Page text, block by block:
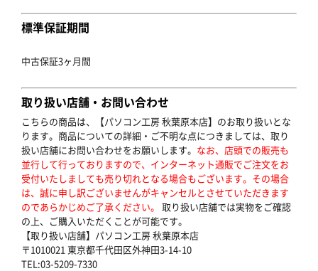
標準保証期間
中古保証3ヶ月間
取り扱い店舗・お問い合わせ
こちらの商品は、【パソコン工房 秋葉原本店】のお取り扱いとな
ります。商品についての詳細・ご不明な点につきましては、取り
扱い店舗にお問い合わせをお願いします。 なお、店頭での販売も
並行して行っておりますので、インターネット通販でご注文をお
受付いたしましても売り切れとなる場合もございます。その場合
は、誠に申し訳ございませんがキャンセルとさせていただきます
のであらかじめご了承ください。 取り扱い店舗では実物をご確認
の上、ご購入いただくことが可能です。
【取り扱い店舗】パソコン工房 秋葉原本店
〒1010021 東京都千代田区外神田3-14-10
TEL:03-5209-7330